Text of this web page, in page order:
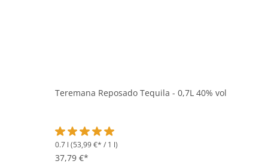
Teremana Reposado Tequila - 0,7L 40% vol
Durchschnittliche Bewertung von 5 von 5 Sternen
0.7 l (53,99 €* / 1 l)
37,79 €*